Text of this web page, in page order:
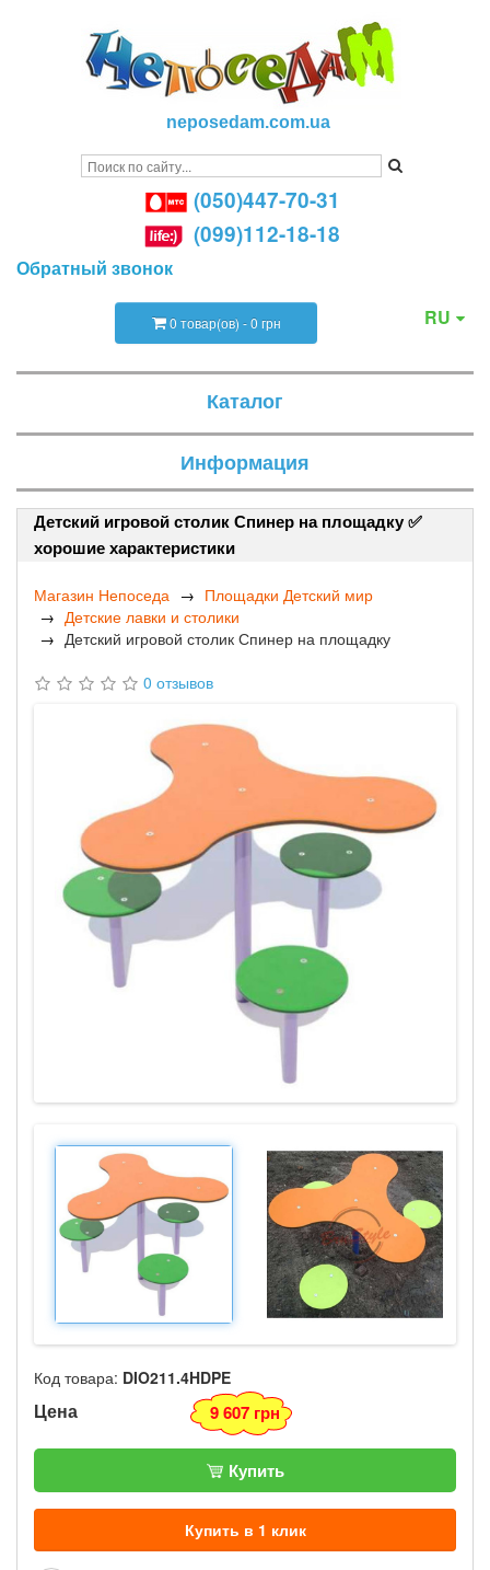
neposedam.com.ua
(050)447-70-31
(099)112-18-18
Обратный звонок
RU
0 товар(ов) - 0 грн
Каталог
Информация
Детский игровой столик Спинер на площадку ✅
хорошие характеристики
Магазин Непоседа
Площадки Детский мир
Детские лавки и столики
Детский игровой столик Спинер на площадку
0 отзывов
Код товара: DIO211.4HDPE
Цена 9 607 грн
Купить
Купить в 1 клик